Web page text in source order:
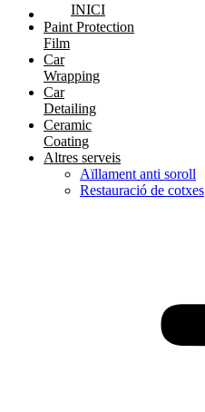
INICI
Paint Protection
Film
Car
Wrapping
Car
Detailing
Ceramic
Coating
Altres serveis
Aïllament anti soroll
Restauració de cotxes